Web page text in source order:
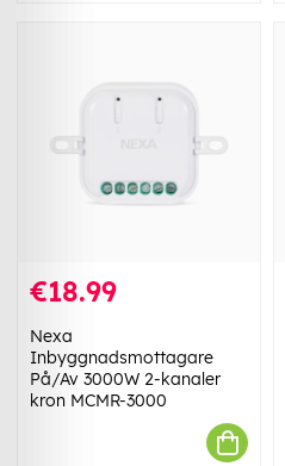
€18.99
Nexa
Inbyggnadsmottagare
På/Av 3000W 2-kanaler
kron MCMR-3000